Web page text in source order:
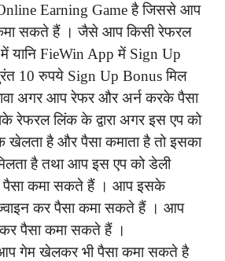
Earning Game है जिससे आप
सकते हैं । जैसे आप किसी रेफरल
में यानि FieWin App में Sign Up
10 रुपये Sign Up Bonus मिल
अगर आप रेफर और अर्न करके पैसा
लिंक के द्वारा अगर इस एप को
खेलता है और पैसा कमाता है तो इसका
है तथा आप इस एप को डेली
पैसा कमा सकते हैं । आप इसके
कर पैसा कमा सकते हैं । आप
पैसा कमा सकते हैं ।
गेम खेलकर भी पैसा कमा सकते है